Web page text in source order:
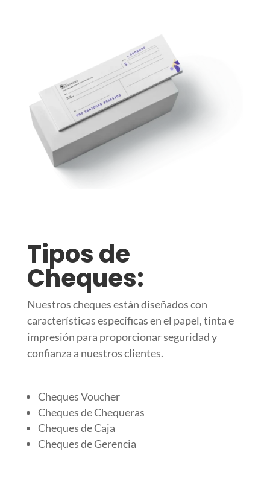
Tipos de
Cheques:
Nuestros cheques están diseñados con
características específicas en el papel, tinta e
impresión para proporcionar seguridad y
confianza a nuestros clientes.
Cheques Voucher
Cheques de Chequeras
Cheques de Caja
Cheques de Gerencia